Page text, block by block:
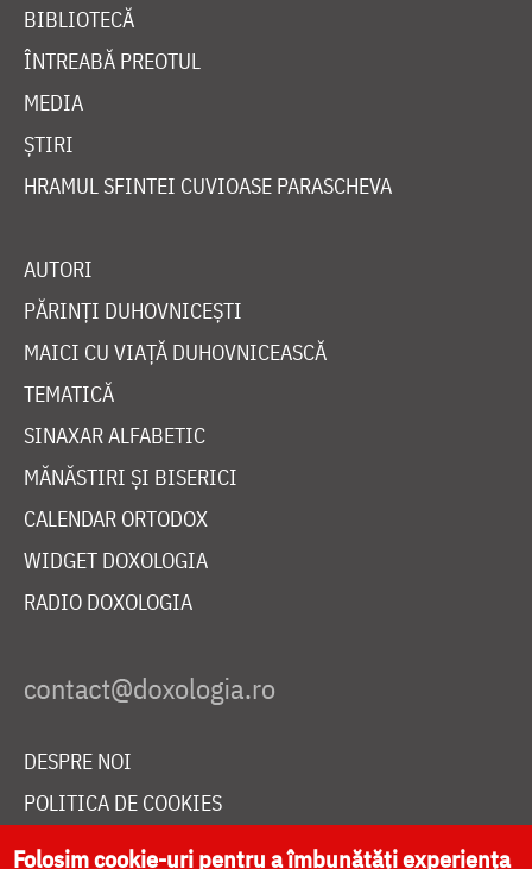
BIBLIOTECĂ
ÎNTREABĂ PREOTUL
MEDIA
ȘTIRI
HRAMUL SFINTEI CUVIOASE PARASCHEVA
AUTORI
PĂRINȚI DUHOVNICEȘTI
MAICI CU VIAȚĂ DUHOVNICEASCĂ
TEMATICĂ
SINAXAR ALFABETIC
MĂNĂSTIRI ȘI BISERICI
CALENDAR ORTODOX
WIDGET DOXOLOGIA
RADIO DOXOLOGIA
DESPRE NOI
POLITICA DE COOKIES
DONEAZĂ ONLINE PENTRU CATEDRALA NAȚIONALĂ
Folosim cookie-uri pentru a îmbunătăți experiența